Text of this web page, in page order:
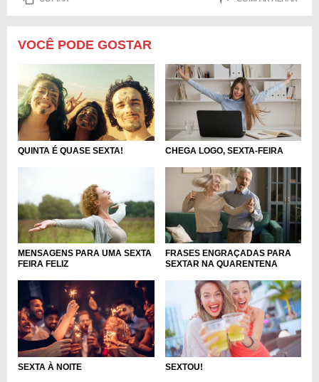
VOCÊ PODE GOSTAR
QUINTA É QUASE SEXTA! CHEGA LOGO, SEXTA-FEIRA
MENSAGENS PARA UMA SEXTA
FEIRA FELIZ
FRASES ENGRAÇADAS PARA
SEXTAR NA QUARENTENA
SEXTA À NOITE SEXTOU!